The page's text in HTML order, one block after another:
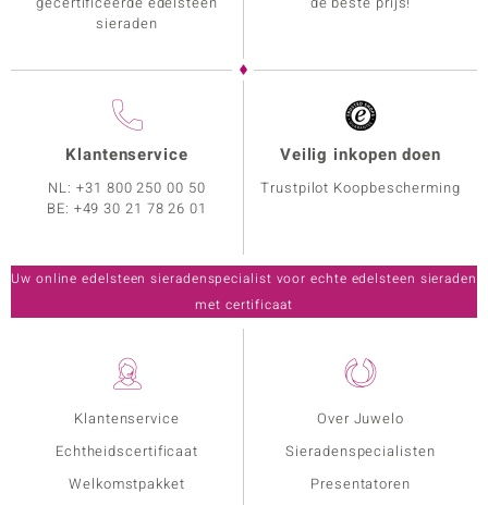
Klantenservice
Echtheidscertificaat
Welkomstpakket
Over Juwelo
Sieradenspecialisten
Presentatoren
sieraden
Klantenservice
NL:+31 800 250 00 50
BE: +49 30 21 78 26 01
Veilig inkopen doen
Trustpilot Koopbescherming
Uw online edelsteen sieradenspecialist voor echte edelsteen sieraden
met certificaat